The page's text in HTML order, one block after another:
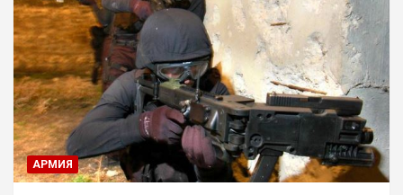
АРМИЯ